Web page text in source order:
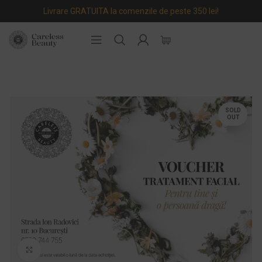
Livrare GRATUITA la comenzile de peste 350 lei!
SOLD
OUT